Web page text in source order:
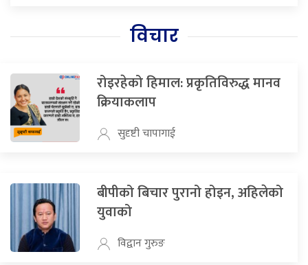
विचार
रोइरहेको हिमाल: प्रकृतिविरुद्ध मानव
क्रियाकलाप
सुदृष्टी चापागाई
बीपीको बिचार पुरानो होइन, अहिलेको
युवाको
विद्वान गुरुङ